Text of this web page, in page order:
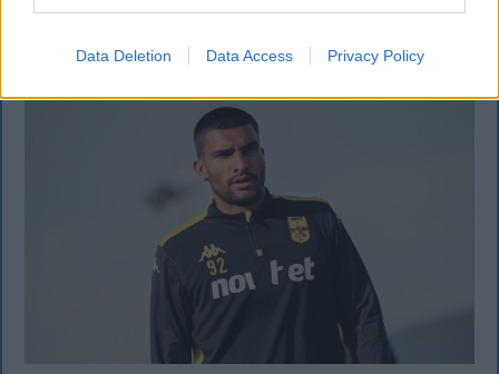
Data Deletion Data Access Privacy Policy